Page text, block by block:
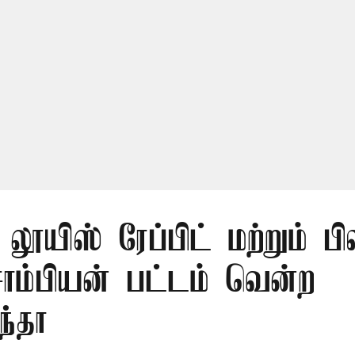
ரேப்பிட் மற்றும்
பட்டம் வென்ற